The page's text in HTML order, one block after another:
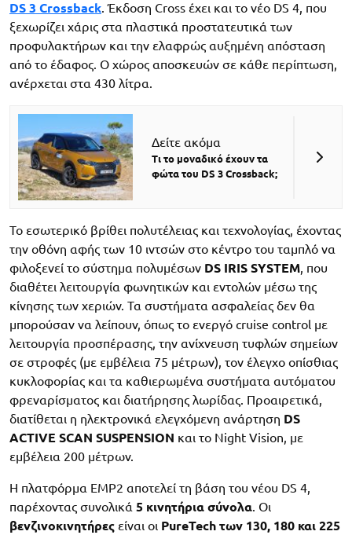
DS 3 Crossback. Έκδοση Cross έχει και το νέο DS 4, που
ξεχωρίζει χάρις στα πλαστικά προστατευτικά των
προφυλακτήρων και την ελαφρώς αυξημένη απόσταση
από το έδαφος. Ο χώρος αποσκευών σε κάθε περίπτωση,
ανέρχεται στα 430 λίτρα.
Δείτε ακόμα
Τι το μοναδικό έχουν τα
φώτα του DS 3 Crossback;
Το εσωτερικό βρίθει πολυτέλειας και τεχνολογίας, έχοντας
την οθόνη αφής των 10 ιντσών στο κέντρο του ταμπλό να
φιλοξενεί το σύστημα πολυμέσων DS IRIS SYSTEM, που
διαθέτει λειτουργία φωνητικών και εντολών μέσω της
κίνησης των χεριών. Τα συστήματα ασφαλείας δεν θα
μπορούσαν να λείπουν, όπως το ενεργό cruise control με
λειτουργία προσπέρασης, την ανίχνευση τυφλών σημείων
σε στροφές (με εμβέλεια 75 μέτρων), τον έλεγχο οπίσθιας
κυκλοφορίας και τα καθιερωμένα συστήματα αυτόματου
φρεναρίσματος και διατήρησης λωρίδας. Προαιρετικά,
διατίθεται η ηλεκτρονικά ελεγχόμενη ανάρτηση DS
ACTIVE SCAN SUSPENSION και το Night Vision, με
εμβέλεια 200 μέτρων.
Η πλατφόρμα EMP2 αποτελεί τη βάση του νέου DS 4,
παρέχοντας συνολικά 5 κινητήρια σύνολα. Οι
βενζινοκινητήρες είναι οι PureTech των 130, 180 και 225